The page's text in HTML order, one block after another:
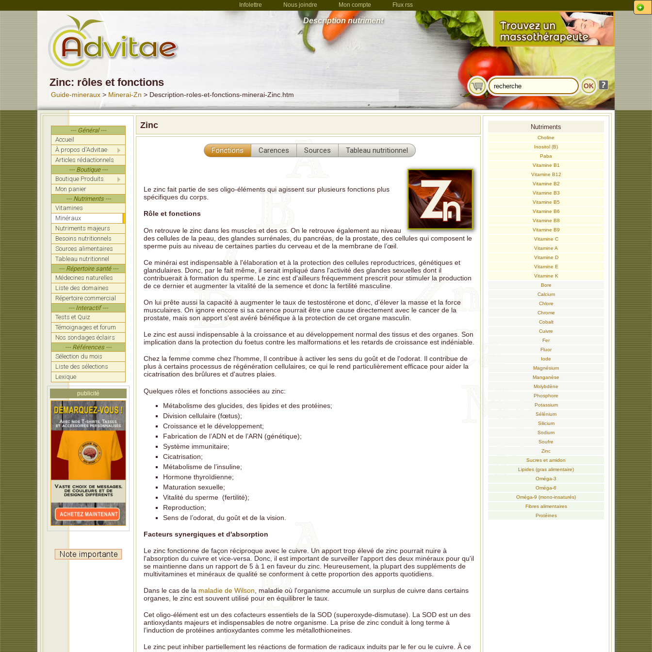
Infolettre Nous joindre Mon compte Flux rss
Description nutriment
Zinc: rôles et fonctions
Guide-mineraux > Minerai-Zn > Description-roles-et-fonctions-minerai-Zinc.htm
--- Général ---
Accueil
À propos d'Advitae
Articles rédactionnels
--- Boutique ---
Boutique Produits
Mon panier
--- Nutriments ---
Vitamines
Minéraux
Nutriments majeurs
Besoins nutritionnels
Sources alimentaires
Tableau nutritionnel
--- Répertoire santé ---
Médecines naturelles
Liste des domaines
Répertoire commercial
--- Interactif ---
Tests et Quiz
Témoignages et forum
Nos sondages éclairs
--- Références ---
Sélection du mois
Liste des sélections
Lexique
publicité
Zinc Nutriments
Choline
Inositol (B)
Paba
Vitamine B1
Vitamine B12
Vitamine B2
Vitamine B3
Vitamine B5
Vitamine B6
Vitamine B8
Vitamine B9
Vitamine C
Vitamine A
Vitamine D
Vitamine E
Vitamine K
Bore
Calcium
Chlore
Chrome
Cobalt
Cuivre
Fer
Fluor
Iode
Magnésium
Manganèse
Molybdène
Phosphore
Potassium
Sélénium
Silicium
Sodium
Soufre
Zinc
Sucres et amidon
Lipides (gras alimentaire)
Oméga-3
Oméga-6
Oméga-9 (mono-insaturés)
Fibres alimentaires
Protéines
Fonctions Carences Sources Tableau nutritionnel
Le zinc fait partie de ses oligo-éléments qui agissent sur plusieurs fonctions plus
spécifiques du corps.
Rôle et fonctions
On retrouve le zinc dans les muscles et des os. On le retrouve également au niveau
des cellules de la peau, des glandes surrénales, du pancréas, de la prostate, des cellules qui composent le
sperme puis au niveau de certaines parties du cerveau et de la membrane de l’œil.
Ce minérai est indispensable à l'élaboration et à la protection des cellules reproductrices, génétiques et
glandulaires. Donc, par le fait même, il serait impliqué dans l'activité des glandes sexuelles dont il
contribuerait à formation du sperme. Le zinc est d'ailleurs fréquemment prescrit pour stimuler la production
de ce dernier et augmenter la vitalité de la semence et donc la fertilité masculine.
On lui prête aussi la capacité à augmenter le taux de testostérone et donc, d'élever la masse et la force
musculaires. On ignore encore si sa carence pourrait être une cause directement avec le cancer de la
prostate, mais son apport s'est avéré bénéfique à la protection de cet organe masculin.
Le zinc est aussi indispensable à la croissance et au développement normal des tissus et des organes. Son
implication dans la protection du foetus contre les malformations et les retards de croissance est indéniable.
Chez la femme comme chez l'homme, Il contribue à activer les sens du goût et de l'odorat. Il contribue de
plus à certains processus de régénération cellulaires, ce qui le rend particulièrement efficace pour aider la
cicatrisation des brûlures et d'autres plaies.
Quelques rôles et fonctions associées au zinc:
Métabolisme des glucides, des lipides et des protéines;
Division cellulaire (fœtus);
Croissance et le développement;
Fabrication de l’ADN et de l’ARN (génétique);
Système immunitaire;
Cicatrisation;
Métabolisme de l’insuline;
Hormone thyroïdienne;
Maturation sexuelle;
Vitalité du sperme (fertilité);
Reproduction;
Sens de l’odorat, du goût et de la vision.
Facteurs synergiques et d'absorption
Le zinc fonctionne de façon réciproque avec le cuivre. Un apport trop élevé de zinc pourrait nuire à
l'absorption du cuivre et vice-versa. Donc, il est important de surveiller l'apport des deux minéraux pour qu'il
se maintienne dans un rapport de 5 à 1 en faveur du zinc. Heureusement, la plupart des suppléments de
multivitamines et minéraux de qualité se conforment à cette proportion des apports quotidiens.
Dans le cas de la maladie de Wilson , maladie où l'organisme accumule un surplus de cuivre dans certains
organes, le zinc est souvent utilisé pour en équilibrer le taux.
Cet oligo-élément est un des cofacteurs essentiels de la SOD (superoxyde-dismutase). La SOD est un des
antioxydants majeurs et indispensables de notre organisme. La prise de zinc conduit à long terme à
l’induction de protéines antioxydantes comme les métallothioneines.
Le zinc peut inhiber partiellement les réactions de formation de radicaux induits par le fer ou le cuivre. À ce